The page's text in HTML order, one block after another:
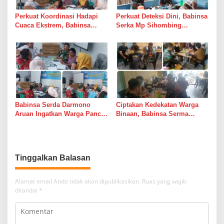
Perkuat Koordinasi Hadapi
Cuaca Ekstrem, Babinsa
Perangkat Desa Siapkan
Langkah Mitigasi
Perkuat Deteksi Dini, Babinsa
Serka Mp Sihombing
Warung Kopi Deli Tua Barat
Babinsa Serda Darmono
Aruan Ingatkan Warga Pancur
Ciptakan Kedekatan Warga
Binaan, Babinsa Serma
Tinggalkan Balasan
Alamat email Anda tidak akan dipublikasikan. Ruas yang wajib
ditandai *